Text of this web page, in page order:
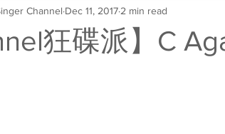
狂碟派】C
Channel Dec 11, 2017 2 min read